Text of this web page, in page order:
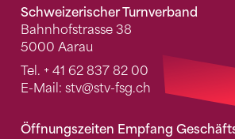
Schweizerischer Turnverband
Bahnhofstrasse 38
5000 Aarau
Tel. + 41 62 837 82 00
E-Mail: stv@stv-fsg.ch
Öffnungszeiten Empfang